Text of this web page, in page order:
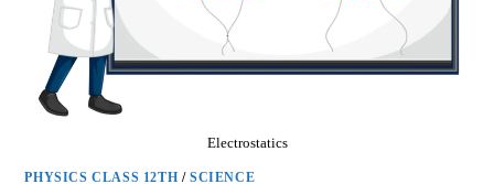
Electrostatics
PHYSICS CLASS 12TH /SCIENCE